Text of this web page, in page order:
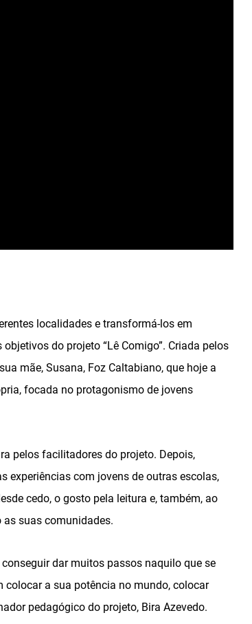
localidades e transformá-los em
do projeto “Lê Comigo”. Criada pelos
mãe, Susana, Foz Caltabiano, que hoje a
focada no protagonismo de jovens
pelos facilitadores do projeto. Depois,
experiências com jovens de outras escolas,
cedo, o gosto pela leitura e, também, ao
suas comunidades.
dar muitos passos naquilo que se
a sua potência no mundo, colocar
pedagógico do projeto, Bira Azevedo.